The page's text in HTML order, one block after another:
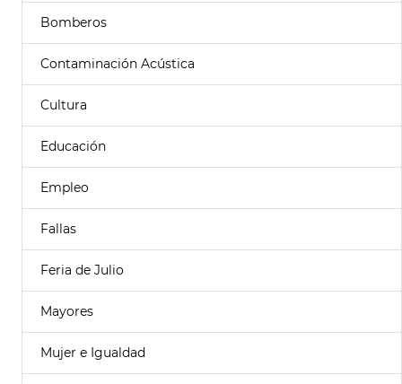
Bomberos
Contaminación Acústica
Cultura
Educación
Empleo
Fallas
Feria de Julio
Mayores
Mujer e Igualdad